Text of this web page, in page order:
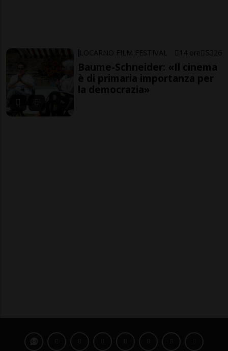
LOCARNO FILM FESTIVAL 14 ore 5 26
Baume-Schneider: «Il cinema
è di primaria importanza per
la democrazia»